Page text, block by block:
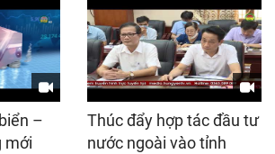
–
mới
Thúc đẩy hợp tác đầu tư
nước ngoài vào tỉnh